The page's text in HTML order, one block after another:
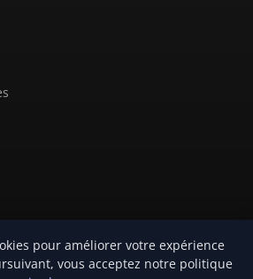
pour améliorer votre expérience
vous acceptez notre politique